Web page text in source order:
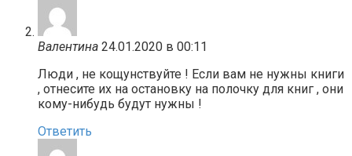
Валентина 24.01.2020 в 00:11
Люди , не кощунствуйте ! Если вам не нужны книги
, отнесите их на остановку на полочку для книг , они
кому-нибудь будут нужны !
Ответить